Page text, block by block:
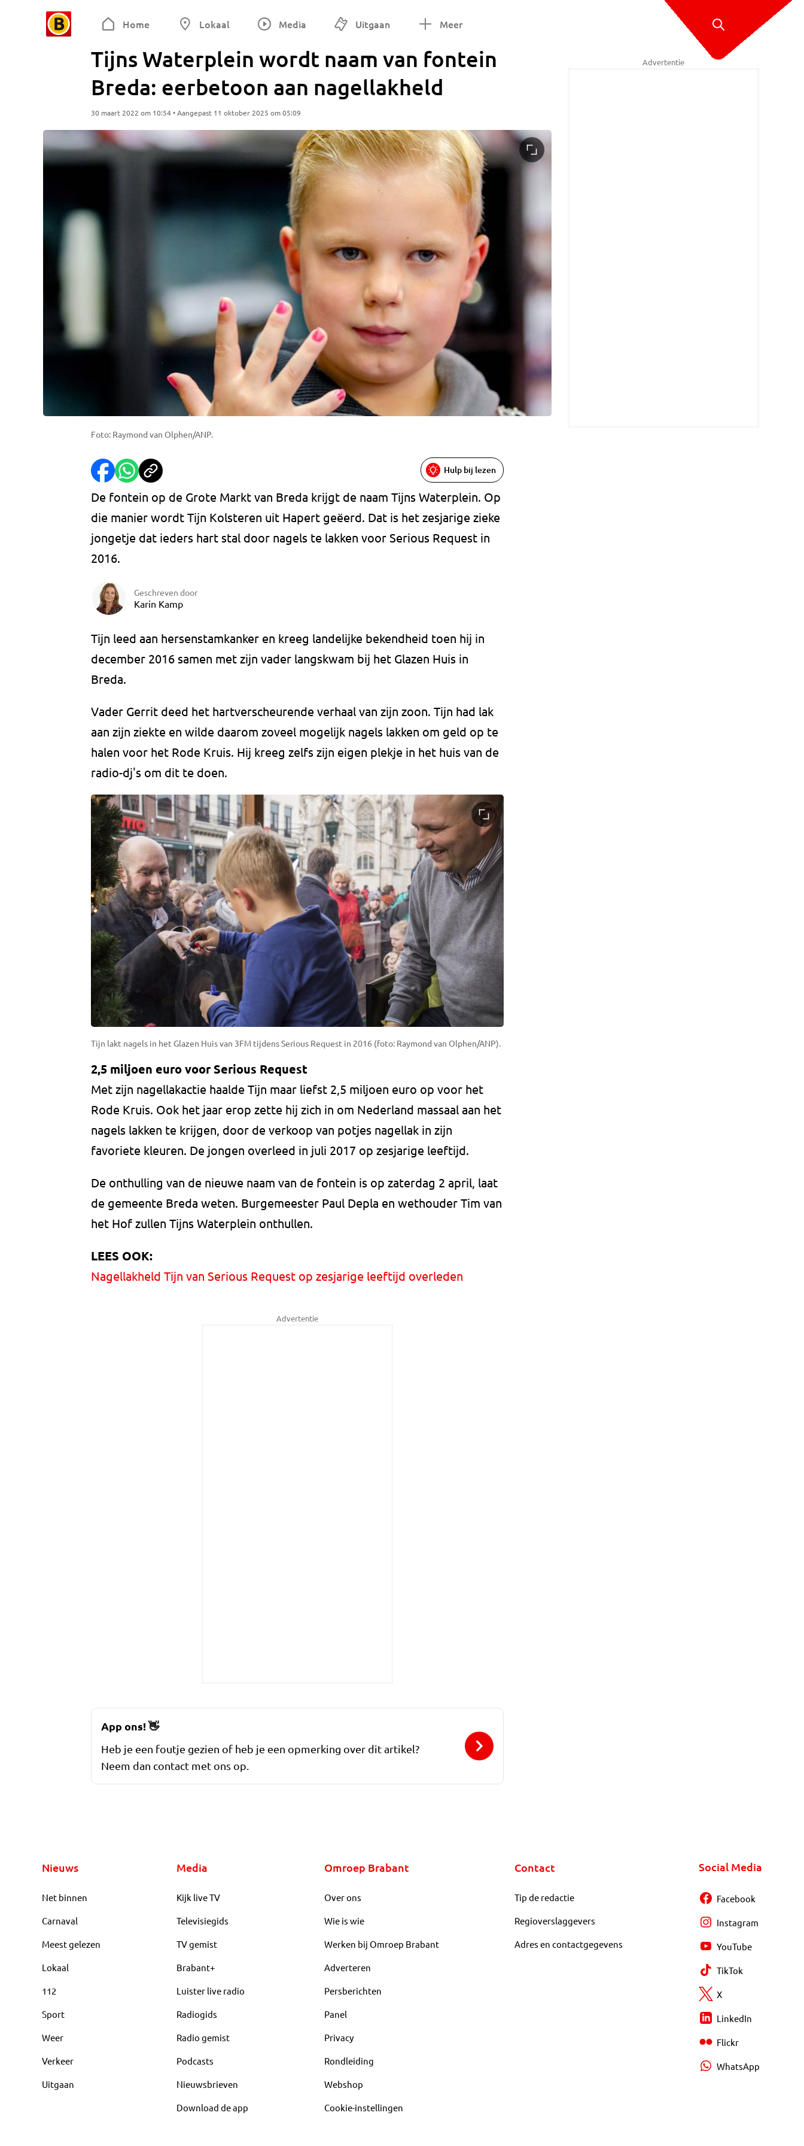
Home Lokaal Media Uitgaan Meer
Tijns Waterplein wordt naam van fontein
Breda: eerbetoon aan nagellakheld
30 maart 2022 om 10:54 • Aangepast 11 oktober 2025 om 05:09
Foto: Raymond van Olphen/ANP.
Hulp bij lezen
De fontein op de Grote Markt van Breda krijgt de naam Tijns Waterplein. Op
die manier wordt Tijn Kolsteren uit Hapert geëerd. Dat is het zesjarige zieke
jongetje dat ieders hart stal door nagels te lakken voor Serious Request in
2016.
Geschreven door
Karin Kamp
Tijn leed aan hersenstamkanker en kreeg landelijke bekendheid toen hij in
december 2016 samen met zijn vader langskwam bij het Glazen Huis in
Breda.
Vader Gerrit deed het hartverscheurende verhaal van zijn zoon. Tijn had lak
aan zijn ziekte en wilde daarom zoveel mogelijk nagels lakken om geld op te
halen voor het Rode Kruis. Hij kreeg zelfs zijn eigen plekje in het huis van de
radio-dj's om dit te doen.
Tijn lakt nagels in het Glazen Huis van 3FM tijdens Serious Request in 2016 (foto: Raymond van Olphen/ANP).
2,5 miljoen euro voor Serious Request
Met zijn nagellakactie haalde Tijn maar liefst 2,5 miljoen euro op voor het
Rode Kruis. Ook het jaar erop zette hij zich in om Nederland massaal aan het
nagels lakken te krijgen, door de verkoop van potjes nagellak in zijn
favoriete kleuren. De jongen overleed in juli 2017 op zesjarige leeftijd.
De onthulling van de nieuwe naam van de fontein is op zaterdag 2 april, laat
de gemeente Breda weten. Burgemeester Paul Depla en wethouder Tim van
het Hof zullen Tijns Waterplein onthullen.
LEES OOK:
Nagellakheld Tijn van Serious Request op zesjarige leeftijd overleden
Advertentie
Advertentie
App ons!👋
Heb je een foutje gezien of heb je een opmerking over dit artikel?
Neem dan contact met ons op.
Nieuws
Net binnen
Carnaval
Meest gelezen
Lokaal
112
Sport
Weer
Verkeer
Uitgaan
Media
Kijk live TV
Televisiegids
TV gemist
Brabant+
Luister live radio
Radiogids
Radio gemist
Podcasts
Nieuwsbrieven
Download de app
Omroep Brabant
Over ons
Wie is wie
Werken bij Omroep Brabant
Adverteren
Persberichten
Panel
Privacy
Rondleiding
Webshop
Cookie-instellingen
Contact
Tip de redactie
Regioverslaggevers
Adres en contactgegevens
Social Media
Facebook
Instagram
YouTube
TikTok
X
LinkedIn
Flickr
WhatsApp